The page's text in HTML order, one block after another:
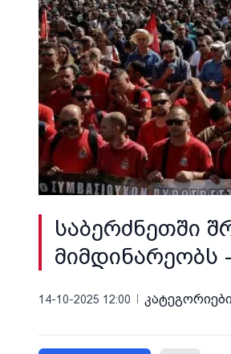
საბერძნეთში
მიმდინარეობს
14-10-2025 12:00